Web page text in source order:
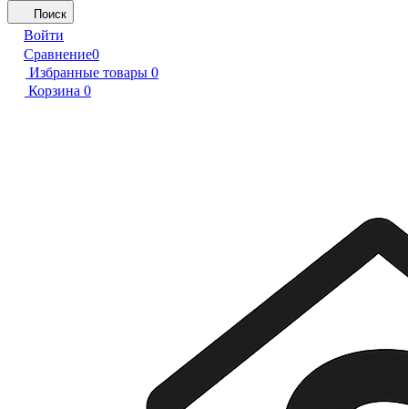
Поиск
Войти
Сравнение0
Избранные товары 0
Корзина 0